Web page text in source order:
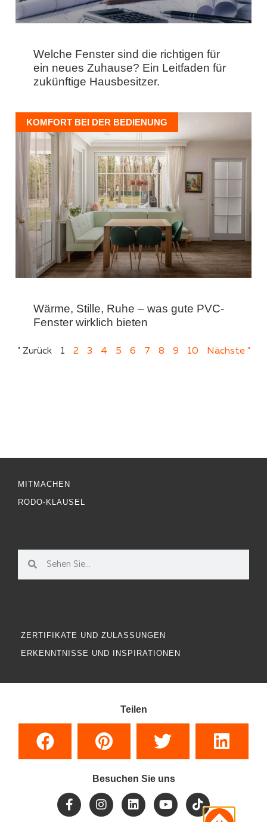
Welche Fenster sind die richtigen für
ein neues Zuhause? Ein Leitfaden für
zukünftige Hausbesitzer.
KOMFORT BEI DER BEDIENUNG
Wärme, Stille, Ruhe – was gute PVC-
Fenster wirklich bieten
" Zurück 1 2 3 4 5 6 7 8 9 10 Nächste "
MITMACHEN
RODO-KLAUSEL
ZERTIFIKATE UND ZULASSUNGEN
ERKENNTNISSE UND INSPIRATIONEN
Teilen
Besuchen Sie uns